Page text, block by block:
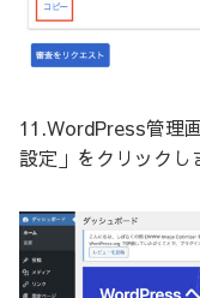
11.WordPress管理
設定」をクリックし